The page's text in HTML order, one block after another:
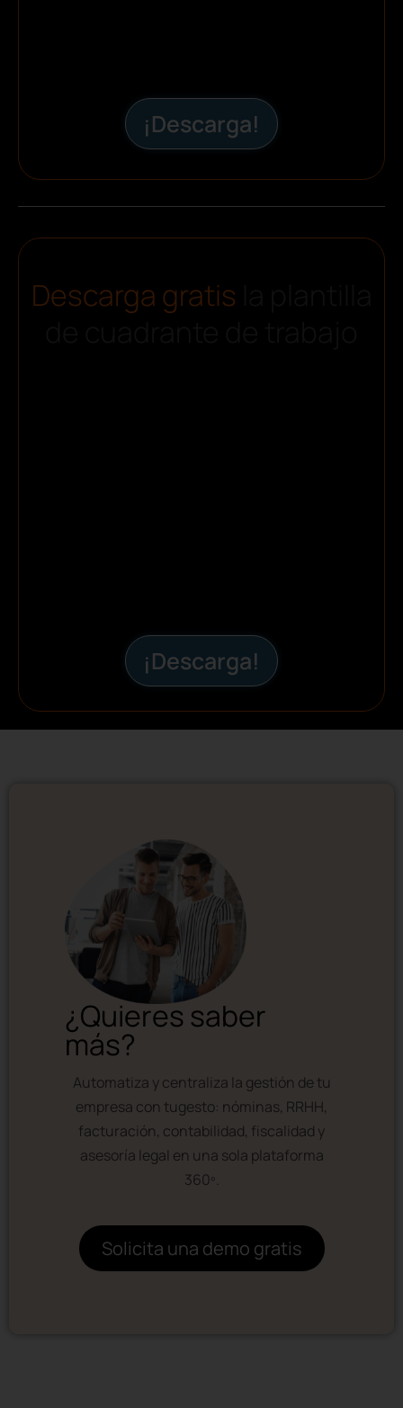
¡Descarga!
Descarga gratis
¡Descarga!
¿Quieres saber
más?
Automatiza y centraliza la gestión de tu
empresa con tugesto: nóminas, RRHH,
facturación, contabilidad, fiscalidad y
asesoría legal en una sola plataforma
360º.
Solicita una demo gratis